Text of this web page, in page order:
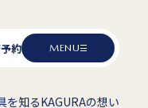
約 MENU
を知るKAGURAの想い